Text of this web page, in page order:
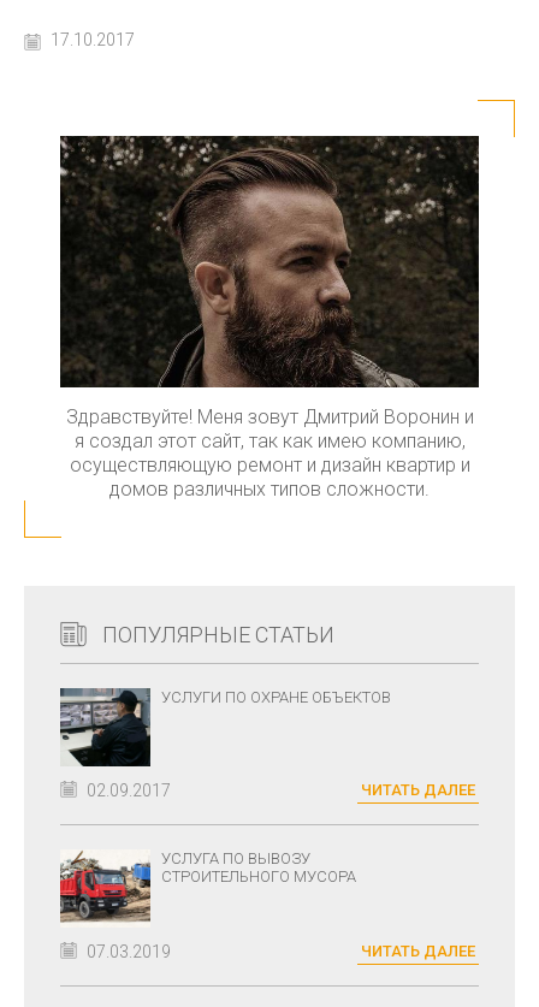
17.10.2017
Здравствуйте! Меня зовут Дмитрий Воронин и
я создал этот сайт, так как имею компанию,
осуществляющую ремонт и дизайн квартир и
домов различных типов сложности.
ПОПУЛЯРНЫЕ СТАТЬИ
УСЛУГИ ПО ОХРАНЕ ОБЪЕКТОВ
02.09.2017 ЧИТАТЬ ДАЛЕЕ
УСЛУГА ПО ВЫВОЗУ
СТРОИТЕЛЬНОГО МУСОРА
07.03.2019 ЧИТАТЬ ДАЛЕЕ